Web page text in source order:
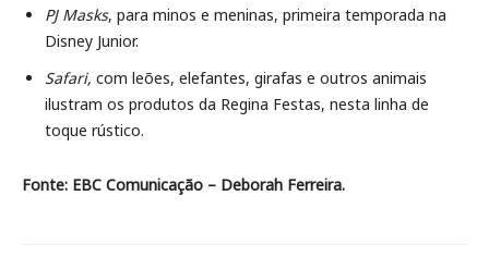
PJ Masks, para minos e meninas, primeira temporada na
Disney Junior.
Safari, com leões, elefantes, girafas e outros animais
ilustram os produtos da Regina Festas, nesta linha de
toque rústico.
Fonte: EBC Comunicação – Deborah Ferreira.